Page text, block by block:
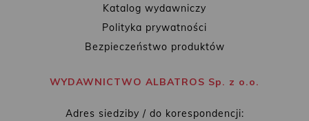
Katalog wydawniczy
Polityka prywatności
Bezpieczeństwo produktów
WYDAWNICTWO ALBATROS Sp. z o.o.
Adres siedziby / do korespondencji: